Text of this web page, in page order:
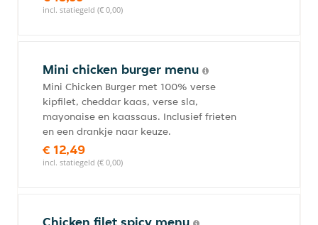
incl. statiegeld (€ 0,00)
Mini chicken burger menu
Mini Chicken Burger met 100% verse
kipfilet, cheddar kaas, verse sla,
mayonaise en kaassaus. Inclusief frieten
en een drankje naar keuze.
€ 12,49
incl. statiegeld (€ 0,00)